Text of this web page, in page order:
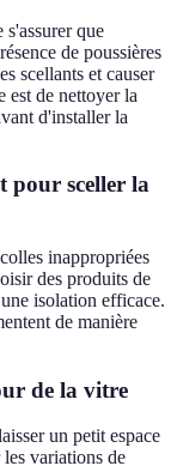
que
de poussières
scellants et causer
est de nettoyer la
d'installer la
pour sceller la
inappropriées
des produits de
isolation efficace.
de manière
de la vitre
un petit espace
variations de